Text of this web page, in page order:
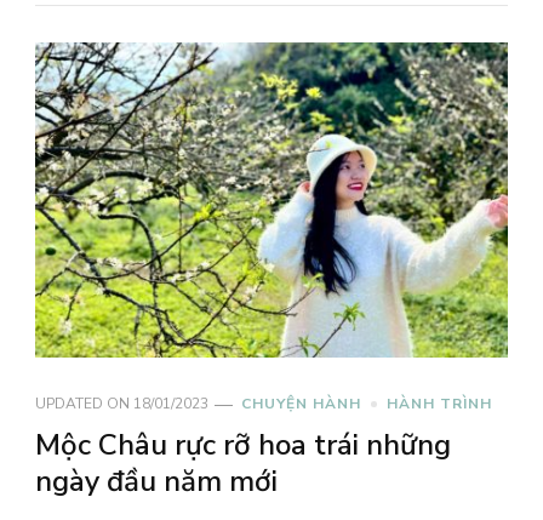
UPDATED ON 18/01/2023 CHUYỆN HÀNH HÀNH TRÌNH
Mộc Châu rực rỡ hoa trái những
ngày đầu năm mới